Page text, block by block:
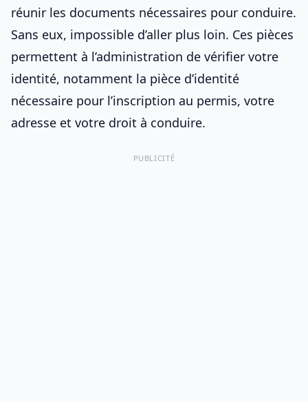
réunir les documents nécessaires pour conduire.
Sans eux, impossible d’aller plus loin. Ces pièces
permettent à l’administration de vérifier votre
identité, notamment la pièce d’identité
nécessaire pour l’inscription au permis, votre
adresse et votre droit à conduire.
PUBLICITÉ